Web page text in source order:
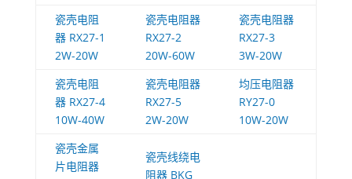
瓷壳电阻
器 RX27-1
2W-20W
瓷壳电阻器
RX27-2
20W-60W
瓷壳电阻器
RX27-3
3W-20W
瓷壳电阻
器 RX27-4
10W-40W
瓷壳电阻器
RX27-5
2W-20W
均压电阻器
RY27-0
10W-20W
瓷壳金属
片电阻器
瓷壳线绕电
阻器 BKG